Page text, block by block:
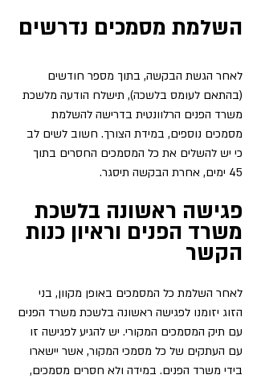
השלמת מסמכים נדרשים
לאחר הגשת הבקשה, בתוך מספר חודשים
(בהתאם לעומס בלשכה), תישלח הודעה מלשכת
משרד הפנים הרלוונטית בדרישה להשלמת
מסמכים נוספים, במידת הצורך. חשוב לשים לב
כי יש להשלים את כל המסמכים החסרים בתוך
45 ימים, אחרת הבקשה תיסגר.
פגישה ראשונה בלשכת
משרד הפנים וראיון כנות
הקשר
לאחר השלמת כל המסמכים באופן מקוון, בני
הזוג יזומנו לפגישה ראשונה בלשכת משרד הפנים
עם תיק המסמכים המקורי. יש להגיע לפגישה זו
עם העתקים של כל מסמכי המקור, אשר יישארו
בידי משרד הפנים. במידה ולא חסרים מסמכים,